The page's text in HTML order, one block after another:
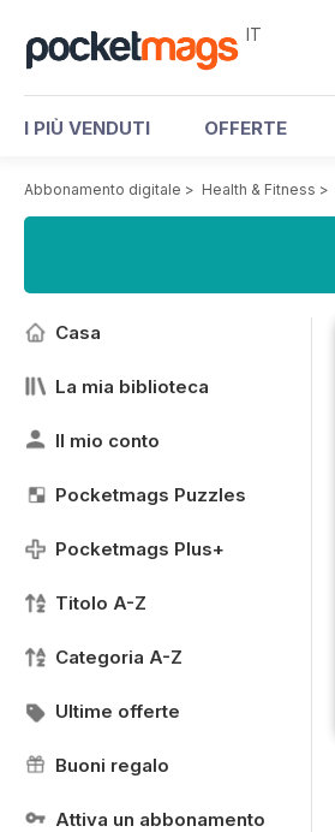
IT
I PIÙ VENDUTI OFFERTE
Abbonamento digitale > Health & Fitness >
Casa
La mia biblioteca
Il mio conto
Pocketmags Puzzles
Pocketmags Plus+
Titolo A-Z
Categoria A-Z
Ultime offerte
Buoni regalo
Attiva un abbonamento